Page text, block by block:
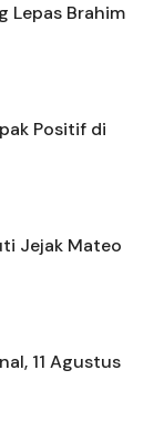
Lepas Brahim
Positif di
Jejak Mateo
11 Agustus